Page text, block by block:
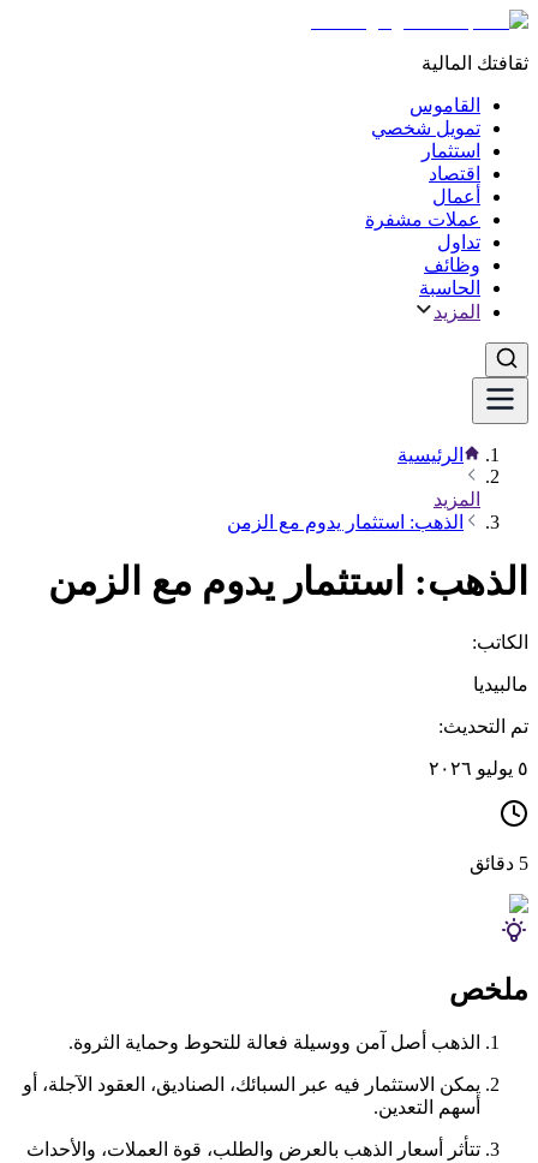
ثقافتك المالية
القاموس
تمويل شخصي
استثمار
اقتصاد
أعمال
عملات مشفرة
تداول
وظائف
الحاسبة
المزيد
الرئيسية
المزيد
الذهب: استثمار يدوم مع الزمن
الذهب: استثمار يدوم مع الزمن
الكاتب:
مالبيديا
تم التحديث:
٥ يوليو ٢٠٢٦
5 دقائق
ملخص
الذهب أصل آمن ووسيلة فعالة للتحوط وحماية الثروة.
يمكن الاستثمار فيه عبر السبائك، الصناديق، العقود الآجلة، أو
أسهم التعدين.
تتأثر أسعار الذهب بالعرض والطلب، قوة العملات، والأحداث